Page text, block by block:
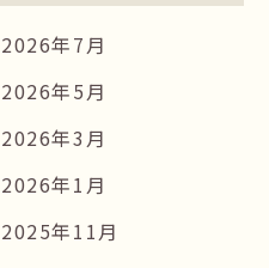
2026年7月
2026年5月
2026年3月
2026年1月
2025年11月